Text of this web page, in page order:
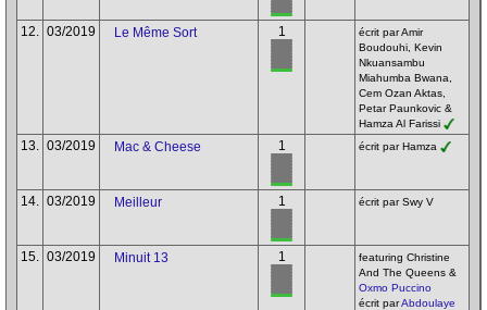
12. 03/2019 Le Même Sort 1
écrit par Amir
Boudouhi, Kevin
Nkuansambu
Miahumba Bwana,
Cem Ozan Aktas,
Petar Paunkovic &
Hamza Al Farissi
13. 03/2019 Mac & Cheese 1 écrit par Hamza
14. 03/2019 Meilleur 1 écrit par Swy V
15. 03/2019 Minuit 13 1
featuring Christine
And The Queens &
Oxmo Puccino
écrit parAbdoulaye